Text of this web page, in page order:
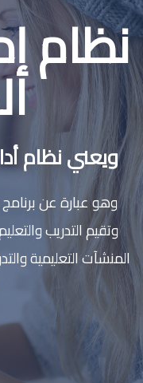
نظام
ويعني نظام
وهو عبارة عن
وتقيم التدريب
المنشآت التعليمية